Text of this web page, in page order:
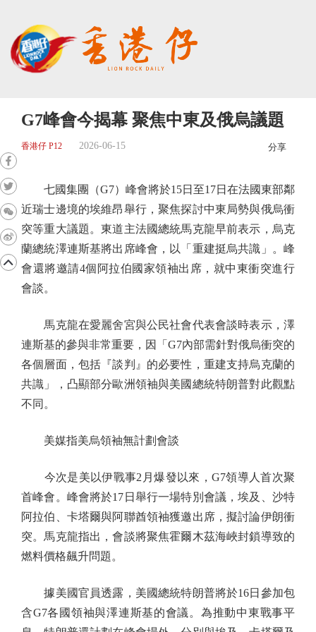
G7峰會今揭幕 聚焦中東及俄烏議題
香港仔 P12 2026-06-15 分享
七國集團（G7）峰會將於15日至17日在法國東部鄰
近瑞士邊境的埃維昂舉行，聚焦探討中東局勢與俄烏衝
突等重大議題。東道主法國總統馬克龍早前表示，烏克
蘭總統澤連斯基將出席峰會，以「重建挺烏共識」。峰
會還將邀請4個阿拉伯國家領袖出席，就中東衝突進行
會談。
馬克龍在愛麗舍宮與公民社會代表會談時表示，澤
連斯基的參與非常重要，因「G7內部需針對俄烏衝突的
各個層面，包括『談判』的必要性，重建支持烏克蘭的
共識」，凸顯部分歐洲領袖與美國總統特朗普對此觀點
不同。
美媒指美烏領袖無計劃會談
今次是美以伊戰事2月爆發以來，G7領導人首次聚
首峰會。峰會將於17日舉行一場特別會議，埃及、沙特
阿拉伯、卡塔爾與阿聯酋領袖獲邀出席，擬討論伊朗衝
突。馬克龍指出，會談將聚焦霍爾木茲海峽封鎖導致的
燃料價格飆升問題。
據美國官員透露，美國總統特朗普將於16日參加包
含G7各國領袖與澤連斯基的會議。為推動中東戰事平